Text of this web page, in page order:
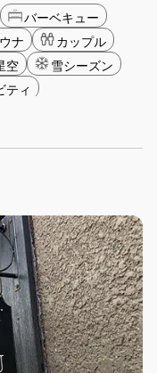
バーベキュー
ナ
カップル
空
雪シーズン
ティ